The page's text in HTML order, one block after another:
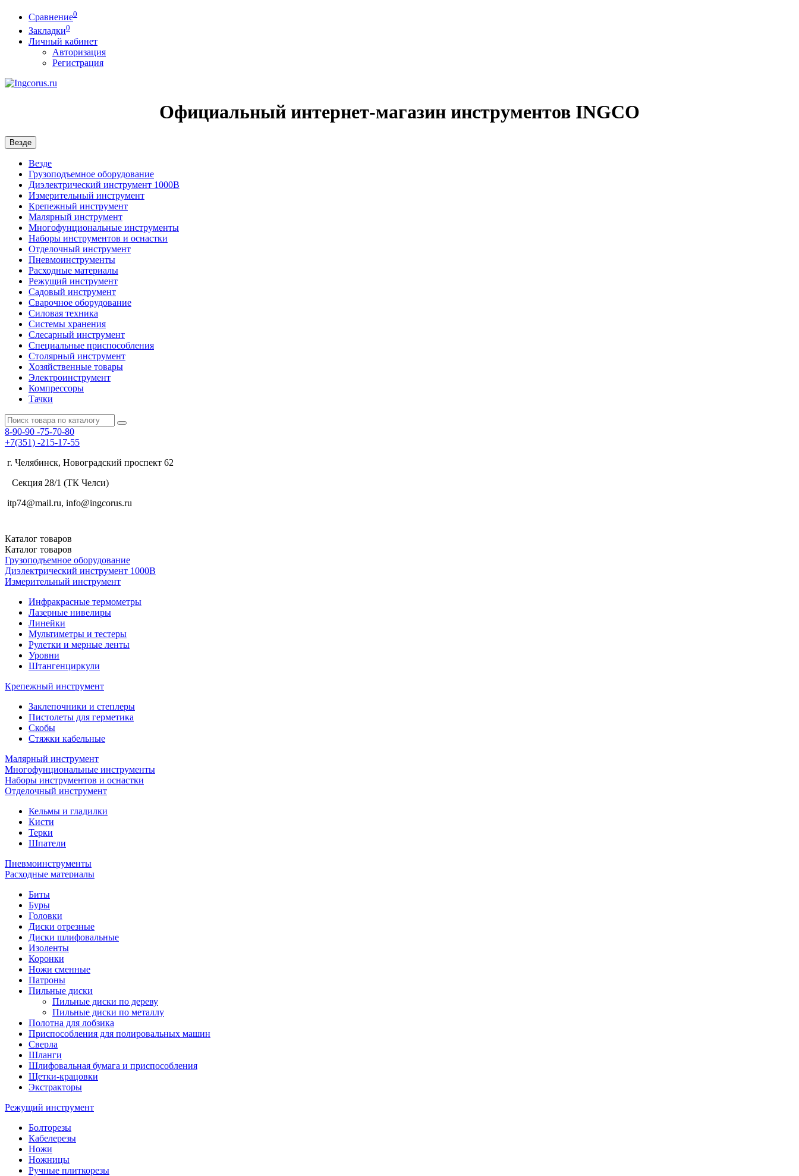
Сравнение0
Закладки0
Личный кабинет
Авторизация
Регистрация
Официальный интернет-магазин инструментов INGCO
Везде
Везде
Грузоподъемное оборудование
Диэлектрический инструмент 1000В
Измерительный инструмент
Крепежный инструмент
Малярный инструмент
Многофунциональные инструменты
Наборы инструментов и оснастки
Отделочный инструмент
Пневмоинструменты
Расходные материалы
Режущий инструмент
Садовый инструмент
Сварочное оборудование
Силовая техника
Системы хранения
Слесарный инструмент
Специальные приспособления
Столярный инструмент
Хозяйственные товары
Электроинструмент
Компрессоры
Тачки
8-90-90 -75-70-80
+7(351) -215-17-55
г. Челябинск, Новоградский проспект 62
Секция 28/1 (ТК Челси)
itp74@mail.ru, info@ingcorus.ru
Каталог товаров
Каталог товаров
Грузоподъемное оборудование
Диэлектрический инструмент 1000В
Измерительный инструмент
Инфракрасные термометры
Лазерные нивелиры
Линейки
Мультиметры и тестеры
Рулетки и мерные ленты
Уровни
Штангенциркули
Крепежный инструмент
Заклепочники и степлеры
Пистолеты для герметика
Скобы
Стяжки кабельные
Малярный инструмент
Многофунциональные инструменты
Наборы инструментов и оснастки
Отделочный инструмент
Кельмы и гладилки
Кисти
Терки
Шпатели
Пневмоинструменты
Расходные материалы
Биты
Буры
Головки
Диски отрезные
Диски шлифовальные
Изоленты
Коронки
Ножи сменные
Патроны
Пильные диски
Пильные диски по дереву
Пильные диски по металлу
Полотна для лобзика
Приспособления для полировальных машин
Сверла
Шланги
Шлифовальная бумага и приспособления
Щетки-крацовки
Экстракторы
Режущий инструмент
Болторезы
Кабелерезы
Ножи
Ножницы
Ручные плиткорезы